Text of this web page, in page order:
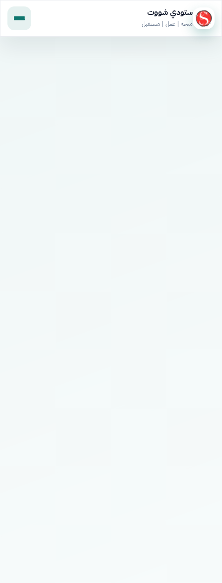
ستودي شووت
منحة | عمل | مستقبل